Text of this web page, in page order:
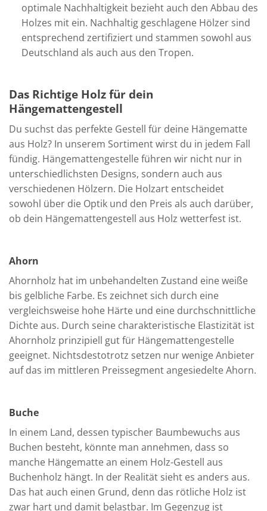
optimale Nachhaltigkeit bezieht auch den Abbau des
Holzes mit ein. Nachhaltig geschlagene Hölzer sind
entsprechend zertifiziert und stammen sowohl aus
Deutschland als auch aus den Tropen.
Das Richtige Holz für dein
Hängemattengestell
Du suchst das perfekte Gestell für deine Hängematte
aus Holz? In unserem Sortiment wirst du in jedem Fall
fündig. Hängemattengestelle führen wir nicht nur in
unterschiedlichsten Designs, sondern auch aus
verschiedenen Hölzern. Die Holzart entscheidet
sowohl über die Optik und den Preis als auch darüber,
ob dein Hängemattengestell aus Holz wetterfest ist.
Ahorn
Ahornholz hat im unbehandelten Zustand eine weiße
bis gelbliche Farbe. Es zeichnet sich durch eine
vergleichsweise hohe Härte und eine durchschnittliche
Dichte aus. Durch seine charakteristische Elastizität ist
Ahornholz prinzipiell gut für Hängemattengestelle
geeignet. Nichtsdestotrotz setzen nur wenige Anbieter
auf das im mittleren Preissegment angesiedelte Ahorn.
Buche
In einem Land, dessen typischer Baumbewuchs aus
Buchen besteht, könnte man annehmen, dass so
manche Hängematte an einem Holz-Gestell aus
Buchenholz hängt. In der Realität sieht es anders aus.
Das hat auch einen Grund, denn das rötliche Holz ist
zwar hart und damit belastbar. Im Gegenzug ist